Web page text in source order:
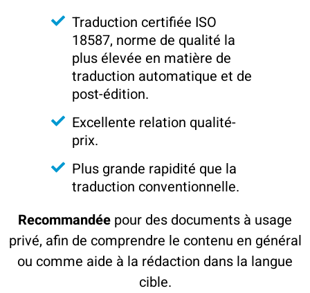
Traduction certifiée ISO
18587, norme de qualité la
plus élevée en matière de
traduction automatique et de
post-édition.
Excellente relation qualité-
prix.
Plus grande rapidité que la
traduction conventionnelle.
Recommandée pour des documents à usage
privé, afin de comprendre le contenu en général
ou comme aide à la rédaction dans la langue
cible.